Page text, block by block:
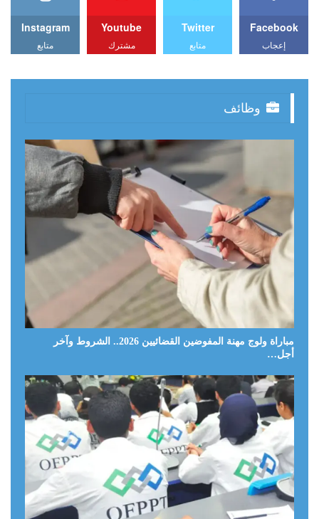
Facebook
إعجاب
Twitter
متابع
Youtube
مشترك
Instagram
متابع
وظائف
مباراة ولوج مهنة المفوضين القضائيين 2026.. الشروط وآخر
أجل…